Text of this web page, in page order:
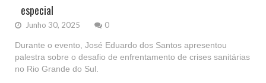
especial
Junho 30, 2025 0
Durante o evento, José Eduardo dos Santos apresentou
palestra sobre o desafio de enfrentamento de crises sanitárias
no Rio Grande do Sul.